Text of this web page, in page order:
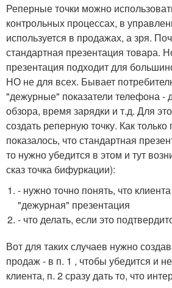
Реперные точки можно
контрольных процессах, в
используется в продажах, а зря.
стандартная презентация товара.
презентация подходит для
НО не для всех. Бывает
"дежурные" показатели телефона -
обзора, время зарядки и т.д. Для
создать реперную точку. Как
показалось, что стандартная
то нужно убедится в этом и тут
сказ точка бифуркации):
- нужно точно понять, что
"дежурная" презентация
- что делать, если это
Вот для таких случаев нужно
продаж - в п. 1 , чтобы убедится и
клиента, п. 2 сразу дать то, что